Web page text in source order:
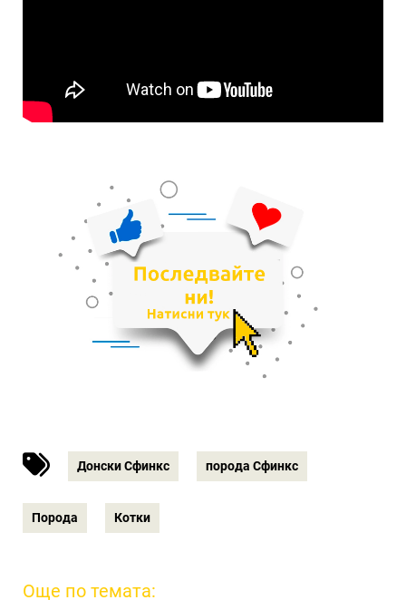
Донски Сфинкс порода Сфинкс
Порода Котки
Още по темата: